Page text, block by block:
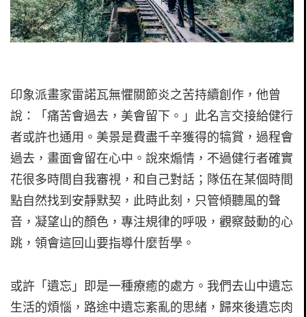
印象派畫家雷諾瓦無懼關節炎之苦持續創作，他曾
說：「痛苦會過去，美會留下。」此名言交接給健行
者或許也通用。美景是費盡千辛獲得的犒賞，過程會
過去，畫面會留在心中。說來煽情，不過健行者確實
花很多時間自我審視，和自己對話；隊伍在某個時間
點自然找到安靜默契，此時此刻，只管傾聽風的聲
音，凝望山的顏色，專注規律的呼吸，觀察鼓動的心
跳，領會這回山要指導什麼哲學。
或許「遺忘」即是一種療癒的處方。我們去山中遺忘
生活的煩惱，路途中遺忘紊亂的思緒，歸來後遺忘肉